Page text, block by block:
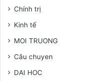
Chính trị
Kinh tế
MOI TRUONG
Câu chuyen
DAI HOC